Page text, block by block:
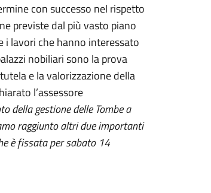
con successo nel rispetto
previste dal più vasto piano
i lavori che hanno interessato
nobiliari sono la prova
e la valorizzazione della
l’assessore
della gestione delle Tombe a
raggiunto altri due importanti
è fissata per sabato 14